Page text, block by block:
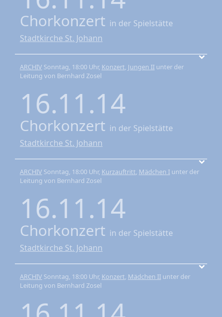
Chorkonzert in der Spielstätte
Stadtkirche St. Johann
ARCHIV Sonntag, 18:00 Uhr, Konzert, Jungen II unter der
Leitung von Bernhard Zosel
16.11.14
Chorkonzert in der Spielstätte
Stadtkirche St. Johann
ARCHIV Sonntag, 18:00 Uhr, Kurzauftritt, Mädchen I unter der
Leitung von Bernhard Zosel
16.11.14
Chorkonzert in der Spielstätte
Stadtkirche St. Johann
ARCHIV Sonntag, 18:00 Uhr, Konzert, Mädchen II unter der
Leitung von Bernhard Zosel